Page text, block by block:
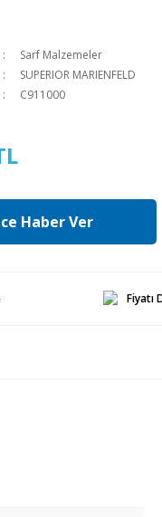
Sarf Malzemeler
SUPERIOR MARIENFELD
C911000
Haber Ver
Fiyatı